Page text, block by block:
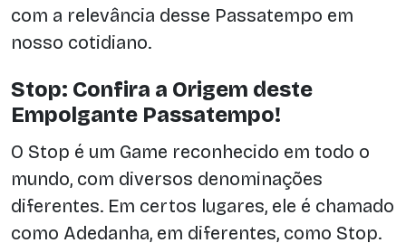
com a relevância desse Passatempo em
nosso cotidiano.
Stop: Confira a Origem deste
Empolgante Passatempo!
O Stop é um Game reconhecido em todo o
mundo, com diversos denominações
diferentes. Em certos lugares, ele é chamado
como Adedanha, em diferentes, como Stop.